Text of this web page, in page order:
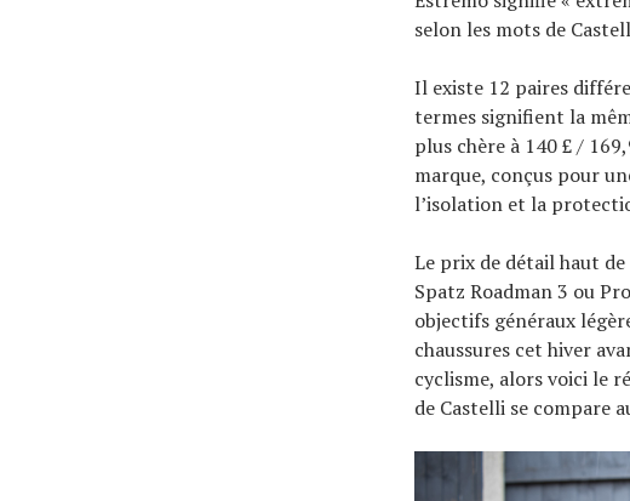
selon les mots de
Il existe 12 paires
termes signifient la
plus chère à 140 £ /
marque, conçus pour
l’isolation et la
Le prix de détail haut
Spatz Roadman 3 ou
objectifs généraux
chaussures cet hiver
cyclisme, alors voici le
de Castelli se compare